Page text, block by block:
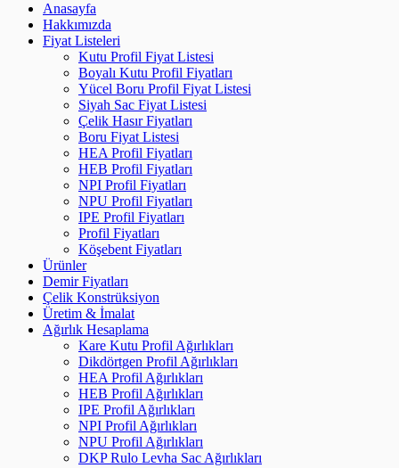
Anasayfa
Hakkımızda
Fiyat Listeleri
Kutu Profil Fiyat Listesi
Boyalı Kutu Profil Fiyatları
Yücel Boru Profil Fiyat Listesi
Siyah Sac Fiyat Listesi
Çelik Hasır Fiyatları
Boru Fiyat Listesi
HEA Profil Fiyatları
HEB Profil Fiyatları
NPI Profil Fiyatları
NPU Profil Fiyatları
IPE Profil Fiyatları
Profil Fiyatları
Köşebent Fiyatları
Ürünler
Demir Fiyatları
Çelik Konstrüksiyon
Üretim & İmalat
Ağırlık Hesaplama
Kare Kutu Profil Ağırlıkları
Dikdörtgen Profil Ağırlıkları
HEA Profil Ağırlıkları
HEB Profil Ağırlıkları
IPE Profil Ağırlıkları
NPI Profil Ağırlıkları
NPU Profil Ağırlıkları
DKP Rulo Levha Sac Ağırlıkları